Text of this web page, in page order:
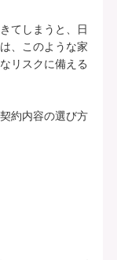
てしまうと、日
、このような家
リスクに備える
約内容の選び方